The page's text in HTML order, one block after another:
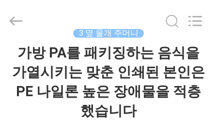
Guangzhou
Yucai
Reserved.
3 옆 물개 주머니
가방 PA를 패키징하는 음식을
가열시키는 맞춘 인쇄된 본인은
PE 나일론 높은 장애물을 적층
했습니다